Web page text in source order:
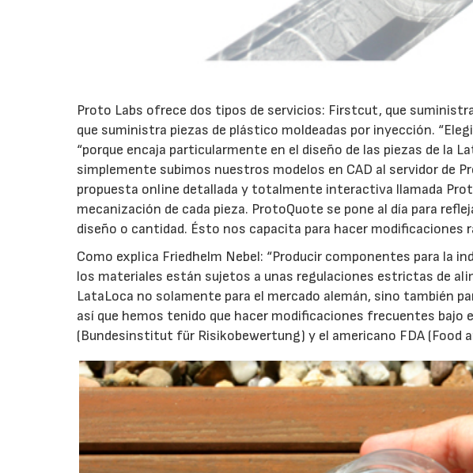
Proto Labs ofrece dos tipos de servicios: Firstcut, que
que suministra piezas de plástico moldeadas por inyección.
“porque encaja particularmente en el diseño de las piezas de la
simplemente subimos nuestros modelos en CAD al servidor de
propuesta online detallada y totalmente interactiva llamada
mecanización de cada pieza. ProtoQuote se pone al día para
diseño o cantidad. Ésto nos capacita para hacer modificaciones
Como explica Friedhelm Nebel: “Producir componentes para la
los materiales están sujetos a unas regulaciones estrictas de
LataLoca no solamente para el mercado alemán, sino también
así que hemos tenido que hacer modificaciones frecuentes bajo
(Bundesinstitut für Risikobewertung) y el americano FDA (Food
23/